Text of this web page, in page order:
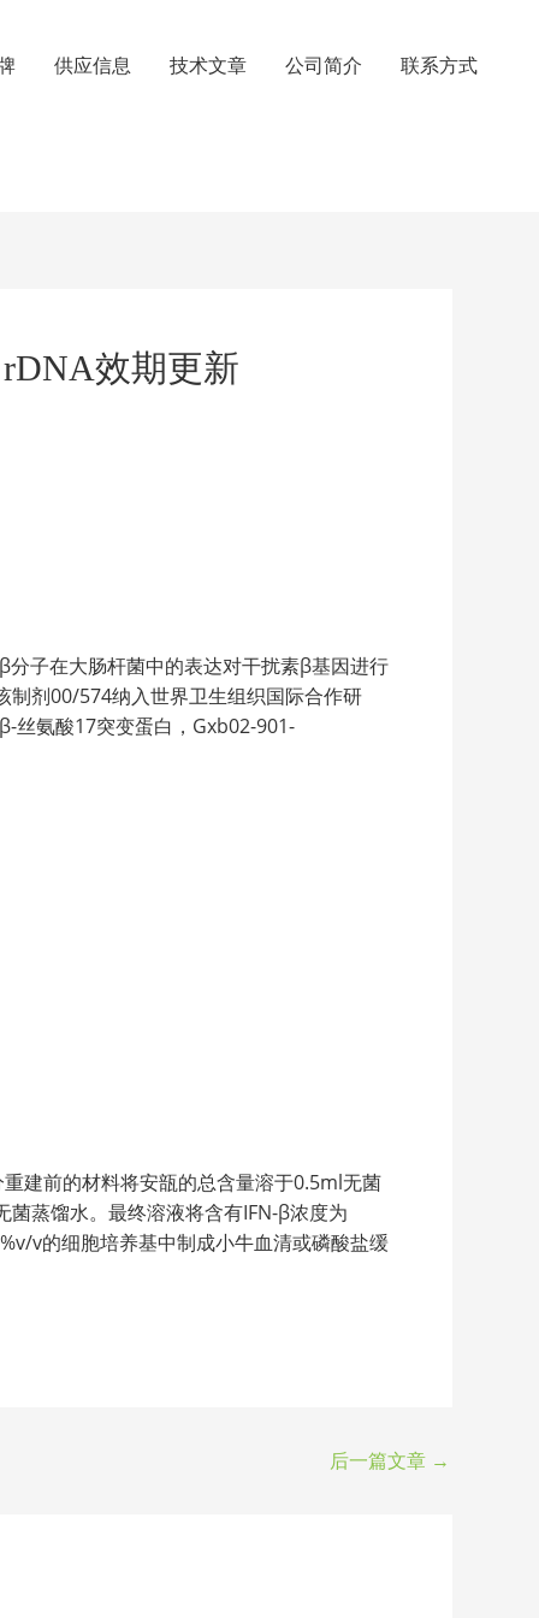
供应信息 技术文章 公司简介 联系方式
效期更新
子在大肠杆菌中的表达对干扰素β基因进行
制剂00/574纳入世界卫生组织国际合作研
丝氨酸17突变蛋白，Gxb02-901-
建前的材料将安瓿的总含量溶于0.5ml无菌
蒸馏水。最终溶液将含有IFN-β浓度为
v的细胞培养基中制成小牛血清或磷酸盐缓
后一篇文章 →